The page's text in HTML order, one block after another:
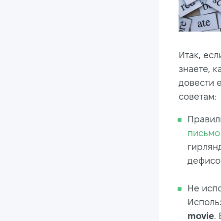
Итак,
знаете,
довести
советам:
письмо
Не
movie.